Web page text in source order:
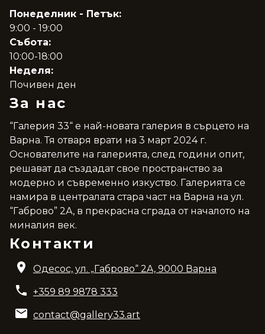
Понеделник - Петък:
9:00 - 19:00
Събота:
10:00-18:00
Неделя:
Почивен ден
За нас
“Галерия 33“ е най-новата галерия в сърцето на
Варна. Тя отваря врати на 3 март 2024 г.
Основателите на галерията, след години опит,
решават да създадат свое пространство за
модерно и съвременно изкуство. Галерията се
намира в централата стара част на Варна на ул.
“Габрово” 2А, в прекрасна сграда от началото на
миналия век.
Контакти
Одесос, ул. „Габрово“ 2A, 9000 Варна
+359 89 9878 333
contact@gallery33.art